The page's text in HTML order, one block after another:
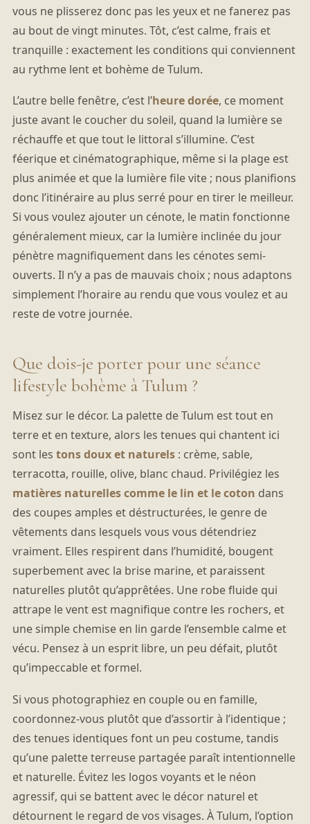
vous ne plisserez donc pas les yeux et ne fanerez pas
au bout de vingt minutes. Tôt, c’est calme, frais et
tranquille : exactement les conditions qui conviennent
au rythme lent et bohème de Tulum.
L’autre belle fenêtre, c’est l’heure dorée, ce moment
juste avant le coucher du soleil, quand la lumière se
réchauffe et que tout le littoral s’illumine. C’est
féerique et cinématographique, même si la plage est
plus animée et que la lumière file vite ; nous planifions
donc l’itinéraire au plus serré pour en tirer le meilleur.
Si vous voulez ajouter un cénote, le matin fonctionne
généralement mieux, car la lumière inclinée du jour
pénètre magnifiquement dans les cénotes semi-
ouverts. Il n’y a pas de mauvais choix ; nous adaptons
simplement l’horaire au rendu que vous voulez et au
reste de votre journée.
Que dois-je porter pour une séance
lifestyle bohème à Tulum ?
Misez sur le décor. La palette de Tulum est tout en
terre et en texture, alors les tenues qui chantent ici
sont les tons doux et naturels: crème, sable,
terracotta, rouille, olive, blanc chaud. Privilégiez les
matières naturelles comme le lin et le coton dans
des coupes amples et déstructurées, le genre de
vêtements dans lesquels vous vous détendriez
vraiment. Elles respirent dans l’humidité, bougent
superbement avec la brise marine, et paraissent
naturelles plutôt qu’apprêtées. Une robe fluide qui
attrape le vent est magnifique contre les rochers, et
une simple chemise en lin garde l’ensemble calme et
vécu. Pensez à un esprit libre, un peu défait, plutôt
qu’impeccable et formel.
Si vous photographiez en couple ou en famille,
coordonnez-vous plutôt que d’assortir à l’identique ;
des tenues identiques font un peu costume, tandis
qu’une palette terreuse partagée paraît intentionnelle
et naturelle. Évitez les logos voyants et le néon
agressif, qui se battent avec le décor naturel et
détournent le regard de vos visages. À Tulum, l’option